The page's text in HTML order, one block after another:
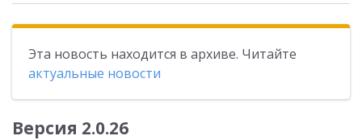
Эта новость находится в архиве. Читайте
актуальные новости
Версия 2.0.26